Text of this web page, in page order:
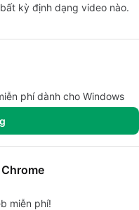
kỳ định dạng video nào.
phí dành cho Windows
miễn phí!